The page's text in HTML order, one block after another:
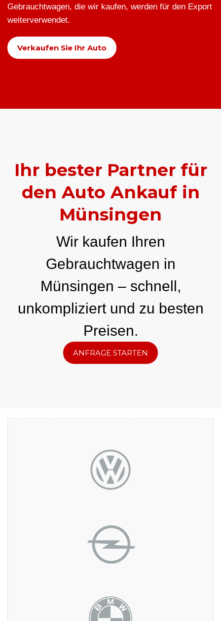
Gebrauchtwagen, die wir kaufen, werden für den Export
weiterverwendet.
Verkaufen Sie Ihr Auto
Ihr bester Partner für
den Auto Ankauf in
Münsingen
Wir kaufen Ihren
Gebrauchtwagen in
Münsingen – schnell,
unkompliziert und zu besten
Preisen.
ANFRAGE STARTEN